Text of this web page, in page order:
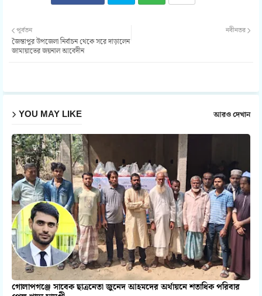
ter
নবীনতর
পূর্বতন
জৈন্তাপুর উপজেলা নির্বাচন থেকে সরে দাড়ালেন
জামায়াতের জয়নাল আবেদীন
YOU MAY LIKE আরও দেখান
গোলাপগঞ্জে সাবেক ছাত্রনেতা জুনেদ আহমদের অর্থায়নে শতাধিক পরিবার